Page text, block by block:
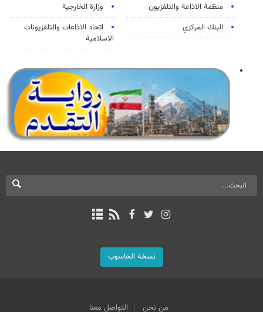
منظمة الاذاعة والتلفزیون
وزارة الخارجية
البنك المركزي
اتحاد الاذاعات والتلفزيونات
الاسلامية
نسخة الحاسوب
من نحن التواصل معنا